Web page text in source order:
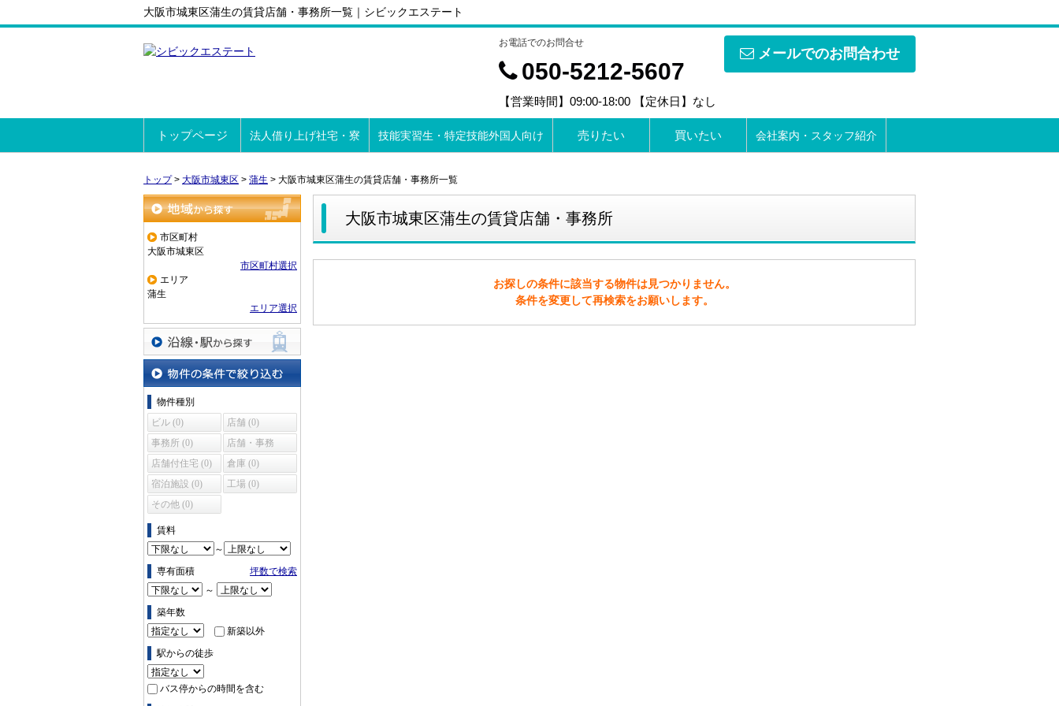
大阪市城東区蒲生の賃貸店舗・事務所一覧｜シビックエステート
メールでのお問合わせ
お電話でのお問合せ
050-5212-5607
【営業時間】09:00-18:00 【定休日】なし
トップページ 法人借り上げ社宅・寮 技能実習生・特定技能外国人向け 売りたい 買いたい 会社案内・スタッフ紹介
トップ> 大阪市城東区 > 蒲生 > 大阪市城東区蒲生の賃貸店舗・事務所一覧
地域から探す
市区町村
大阪市城東区
市区町村選択
エリア
蒲生
エリア選択
沿線・駅から探す
物件の条件で絞り込む
物件種別
ビル (0)
店舗 (0)
事務所 (0)
店舗・事務
所 (0)
店舗付住宅 (0)
倉庫 (0)
宿泊施設 (0)
工場 (0)
その他 (0)
賃料
～
専有面積
坪数で検索
～
築年数
新築以外
駅からの徒歩
バス停からの時間を含む
大阪市城東区蒲生の賃貸店舗・事務所
お探しの条件に該当する物件は見つかりません。
条件を変更して再検索をお願いします。